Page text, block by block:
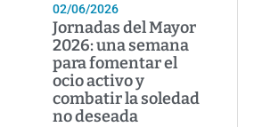
02/06/2026
Jornadas del Mayor
2026: una semana
para fomentar el
ocio activo y
combatir la soledad
no deseada